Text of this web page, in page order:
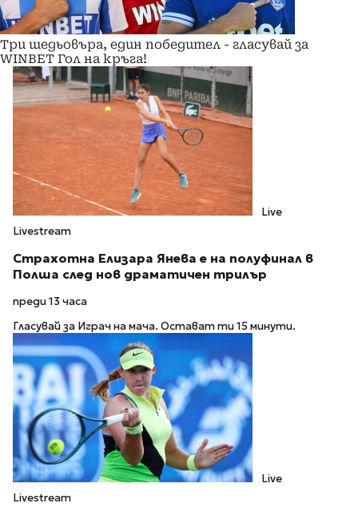
Три шедьовъра, един победител - гласувай за
WINBET Гол на кръга!
Live
Livestream
Страхотна Елизара Янева е на полуфинал в
Полша след нов драматичен трилър
преди 13 часа
Гласувай за Играч на мача. Остават ти 15 минути.
Live
Livestream